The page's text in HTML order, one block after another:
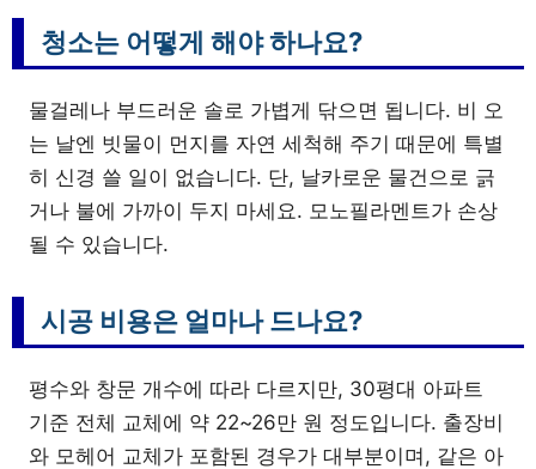
청소는 어떻게 해야 하나요?
물걸레나 부드러운 솔로 가볍게 닦으면 됩니다. 비 오
는 날엔 빗물이 먼지를 자연 세척해 주기 때문에 특별
히 신경 쓸 일이 없습니다. 단, 날카로운 물건으로 긁
거나 불에 가까이 두지 마세요. 모노필라멘트가 손상
될 수 있습니다.
시공 비용은 얼마나 드나요?
평수와 창문 개수에 따라 다르지만, 30평대 아파트
기준 전체 교체에 약 22~26만 원 정도입니다. 출장비
와 모헤어 교체가 포함된 경우가 대부분이며, 같은 아